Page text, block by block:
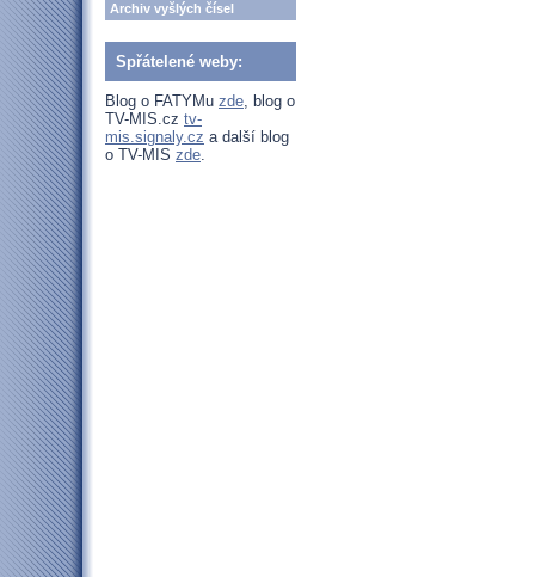
Archiv vyšlých čísel
Spřátelené weby:
Blog o FATYMu zde, blog o
TV-MIS.cz tv-
mis.signaly.cz a další blog
o TV-MIS zde.